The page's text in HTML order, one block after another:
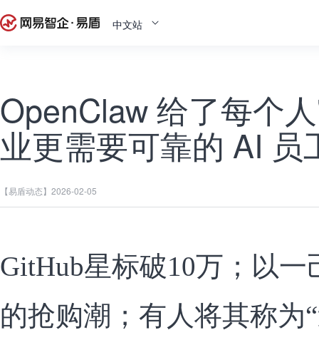
中文站
OpenClaw 给了每个
业更需要可靠的 AI 员
【易盾动态】 2026-02-05
GitHub星标破10万；以一
的抢购潮；有人将其称为